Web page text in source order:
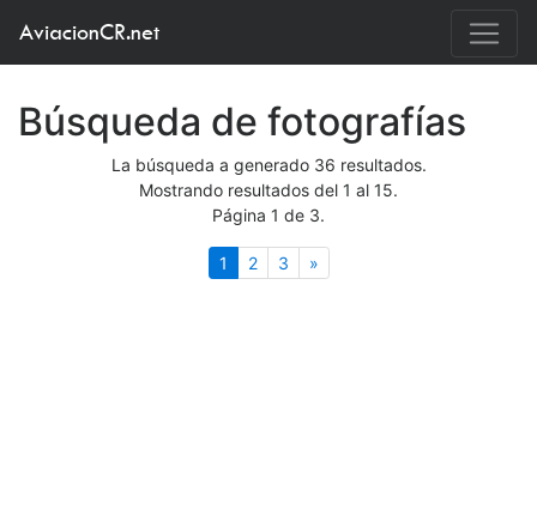
AviacionCR.net
Búsqueda de fotografías
La búsqueda a generado 36 resultados.
Mostrando resultados del 1 al 15.
Página 1 de 3.
1 (actual)
2 3 »Siguiente